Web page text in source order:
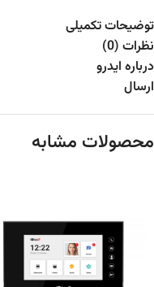
توضیحات تکمیلی
نظرات (0)
درباره ایدرو
ارسال
محصولات مشابه